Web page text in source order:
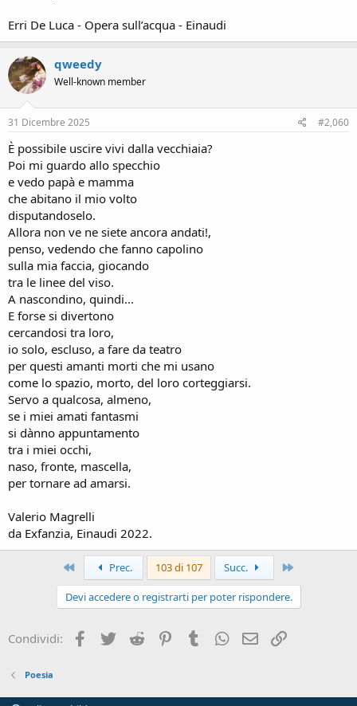
Erri De Luca - Opera sull’acqua - Einaudi
qweedy
Well-known member
31 Dicembre 2025 #2,060
È possibile uscire vivi dalla vecchiaia?
Poi mi guardo allo specchio
e vedo papà e mamma
che abitano il mio volto
disputandoselo.
Allora non ve ne siete ancora andati!,
penso, vedendo che fanno capolino
sulla mia faccia, giocando
tra le linee del viso.
A nascondino, quindi...
E forse si divertono
cercandosi tra loro,
io solo, escluso, a fare da teatro
per questi amanti morti che mi usano
come lo spazio, morto, del loro corteggiarsi.
Servo a qualcosa, almeno,
se i miei amati fantasmi
si dànno appuntamento
tra i miei occhi,
naso, fronte, mascella,
per tornare ad amarsi.
Valerio Magrelli
da Exfanzia, Einaudi 2022.
Primo Prec. 103 di 107 Succ.
Devi accedere o registrarti per poter rispondere.
Condividi: Facebook
Twitter Reddit PinterestTumblrWhatsApp
e-mail
Poesia